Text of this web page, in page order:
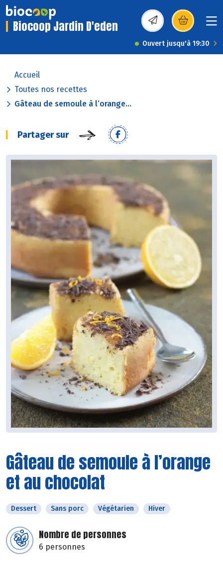
Biocoop Jardin D'eden (s’ouvre dans une
Ouvert jusqu'à 19:30
Accueil
Toutes nos recettes
Gâteau de semoule à l’orange...
Partager sur
Gâteau de semoule à l’orange
et au chocolat
Dessert Sans porc Végétarien Hiver
Nombre de personnes
6 personnes